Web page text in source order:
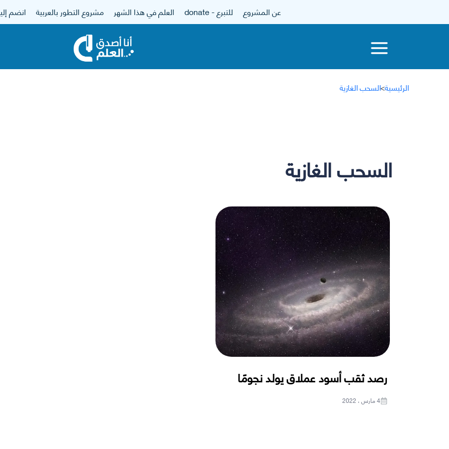
عن المشروع للتبرع - donate العلم في هذا الشهر مشروع التطور بالعربية انضم
الرئيسية>السحب الغازية
السحب الغازية
رصد ثقب أسود عملاق يولد نجومًا
4 مارس ، 2022